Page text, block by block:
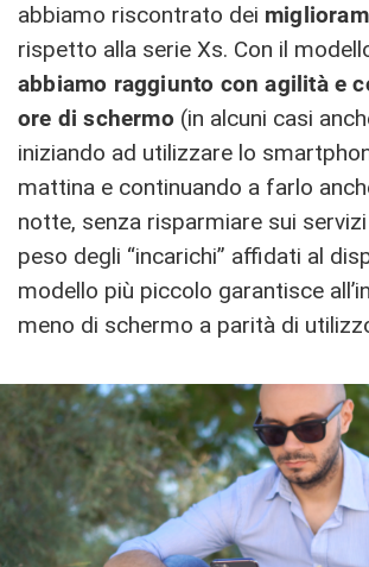
abbiamo riscontrato dei
rispetto alla serie Xs. Con il
abbiamo raggiunto con agilità e
ore di schermo (in alcuni casi
iniziando ad utilizzare lo
mattina e continuando a farlo
notte, senza risparmiare sui
peso degli “incarichi” affidati al
modello più piccolo garantisce
meno di schermo a parità di